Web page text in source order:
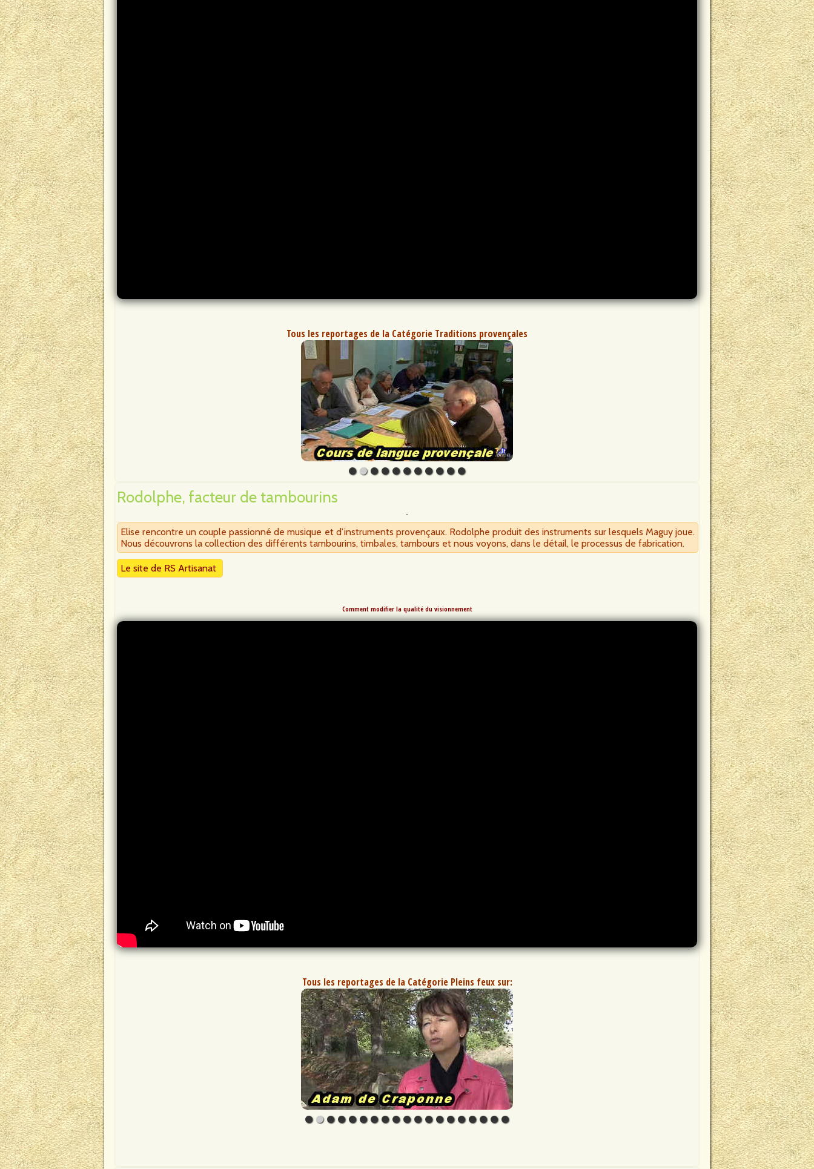
Tous les reportages de la Catégorie Traditions provençales
Rodolphe, facteur de tambourins
Elise rencontre un couple passionné de musique et d’instruments provençaux. Rodolphe produit des instruments sur lesquels Maguy joue.
Nous découvrons la collection des différents tambourins, timbales, tambours et nous voyons, dans le détail, le processus de fabrication.
Le site de RS Artisanat
Comment modifier la qualité du visionnement
Tous les reportages de la Catégorie Pleins feux sur: